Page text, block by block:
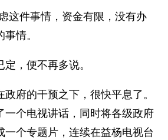
这件事情，资金有限，没有办
情。
，便不再多说。
府的干预之下，很快平息了。
一个电视讲话，同时将各级政府
一个专题片，连续在益杨电视台